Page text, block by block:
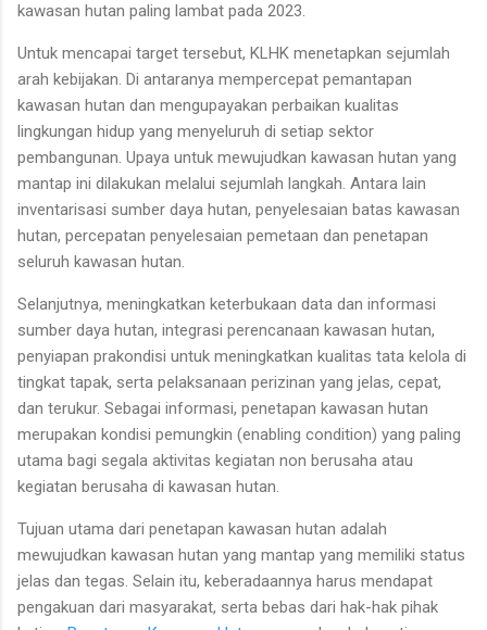
kawasan hutan paling lambat pada 2023.
Untuk mencapai target tersebut, KLHK menetapkan sejumlah
arah kebijakan. Di antaranya mempercepat pemantapan
kawasan hutan dan mengupayakan perbaikan kualitas
lingkungan hidup yang menyeluruh di setiap sektor
pembangunan. Upaya untuk mewujudkan kawasan hutan yang
mantap ini dilakukan melalui sejumlah langkah. Antara lain
inventarisasi sumber daya hutan, penyelesaian batas kawasan
hutan, percepatan penyelesaian pemetaan dan penetapan
seluruh kawasan hutan.
Selanjutnya, meningkatkan keterbukaan data dan informasi
sumber daya hutan, integrasi perencanaan kawasan hutan,
penyiapan prakondisi untuk meningkatkan kualitas tata kelola di
tingkat tapak, serta pelaksanaan perizinan yang jelas, cepat,
dan terukur. Sebagai informasi, penetapan kawasan hutan
merupakan kondisi pemungkin (enabling condition) yang paling
utama bagi segala aktivitas kegiatan non berusaha atau
kegiatan berusaha di kawasan hutan.
Tujuan utama dari penetapan kawasan hutan adalah
mewujudkan kawasan hutan yang mantap yang memiliki status
jelas dan tegas. Selain itu, keberadaannya harus mendapat
pengakuan dari masyarakat, serta bebas dari hak-hak pihak